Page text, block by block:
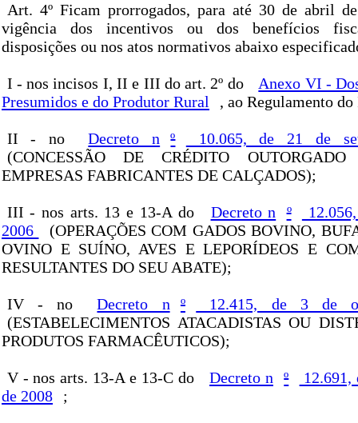
Art. 4º Ficam prorrogados, para até 30 de abril
vigência dos incentivos ou dos benefícios
disposições ou nos atos normativos abaixo
I - nos incisos I, II e III do art. 2º do
Anexo VI -
Presumidos e do Produtor Rural
, ao Regulamento
II - no Decreto n º
10.065, de 21 de
(CONCESSÃO DE CRÉDITO
EMPRESAS FABRICANTES DE CALÇADOS);
III - nos arts. 13 e 13-A do Decreto n º
2006
(OPERAÇÕES COM GADOS BOVINO,
OVINO E SUÍNO, AVES E LEPORÍDEOS E
RESULTANTES DO SEU ABATE);
IV - no Decreto n º
12.415, de 3 de
(ESTABELECIMENTOS ATACADISTAS OU
PRODUTOS FARMACÊUTICOS);
V - nos arts. 13-A e 13-C do Decreto n º
12.691,
de 2008
;